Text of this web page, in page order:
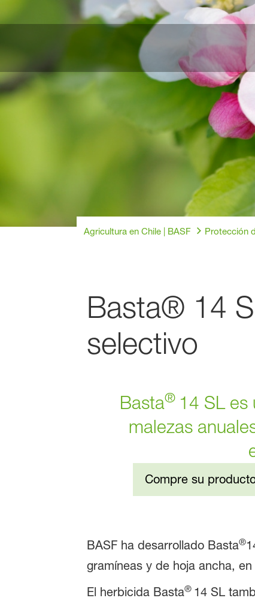
Agricultura en Chile | BASF Protección
Basta® 14
selectivo
Basta® 14 SL
malezas
Compre su
BASF ha desarrollado Basta®
gramíneas y de hoja ancha,
El herbicida Basta® 14 SL